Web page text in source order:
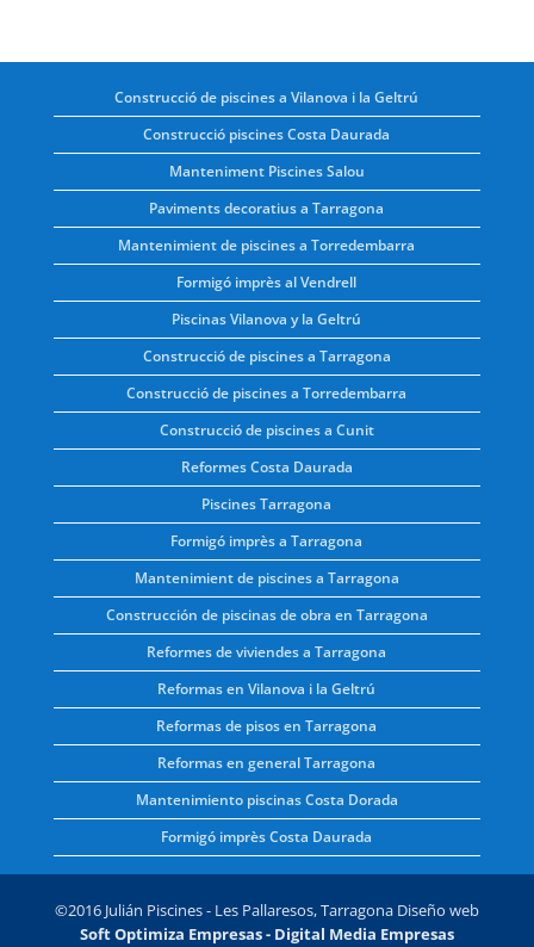
Construcció de piscines a Vilanova i la Geltrú
Construcció piscines Costa Daurada
Manteniment Piscines Salou
Paviments decoratius a Tarragona
Mantenimient de piscines a Torredembarra
Formigó imprès al Vendrell
Piscinas Vilanova y la Geltrú
Construcció de piscines a Tarragona
Construcció de piscines a Torredembarra
Construcció de piscines a Cunit
Reformes Costa Daurada
Piscines Tarragona
Formigó imprès a Tarragona
Mantenimient de piscines a Tarragona
Construcción de piscinas de obra en Tarragona
Reformes de viviendes a Tarragona
Reformas en Vilanova i la Geltrú
Reformas de pisos en Tarragona
Reformas en general Tarragona
Mantenimiento piscinas Costa Dorada
Formigó imprès Costa Daurada
©2016 Julián Piscines - Les Pallaresos, Tarragona Diseño web
Soft Optimiza Empresas- Digital Media Empresas